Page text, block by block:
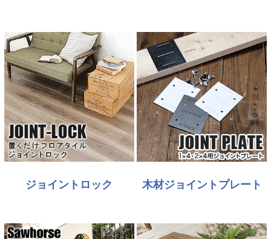
ジョイントロック 木材ジョイントプレート